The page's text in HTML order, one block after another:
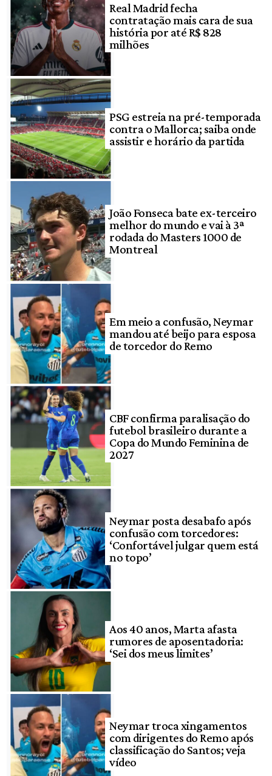
Real Madrid fecha
contratação mais cara de sua
história por até R$ 828
milhões
PSG estreia na pré-temporada
contra o Mallorca; saiba onde
assistir e horário da partida
João Fonseca bate ex-terceiro
melhor do mundo e vai à 3ª
rodada do Masters 1000 de
Montreal
Em meio a confusão, Neymar
mandou até beijo para esposa
de torcedor do Remo
CBF confirma paralisação do
futebol brasileiro durante a
Copa do Mundo Feminina de
2027
Neymar posta desabafo após
confusão com torcedores:
‘Confortável julgar quem está
no topo’
Aos 40 anos, Marta afasta
rumores de aposentadoria:
‘Sei dos meus limites’
Neymar troca xingamentos
com dirigentes do Remo após
classificação do Santos; veja
vídeo